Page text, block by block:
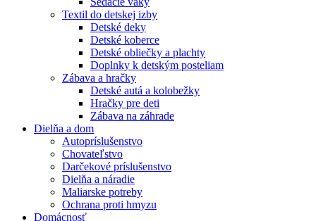
Textil do detskej izby
Detské deky
Detské koberce
Detské obliečky a plachty
Doplnky k detským posteliam
Zábava a hračky
Detské autá a kolobežky
Hračky pre deti
Zábava na záhrade
Dielňa a dom
Autopríslušenstvo
Chovateľstvo
Darčekové príslušenstvo
Dielňa a náradie
Maliarske potreby
Ochrana proti hmyzu
Domácnosť